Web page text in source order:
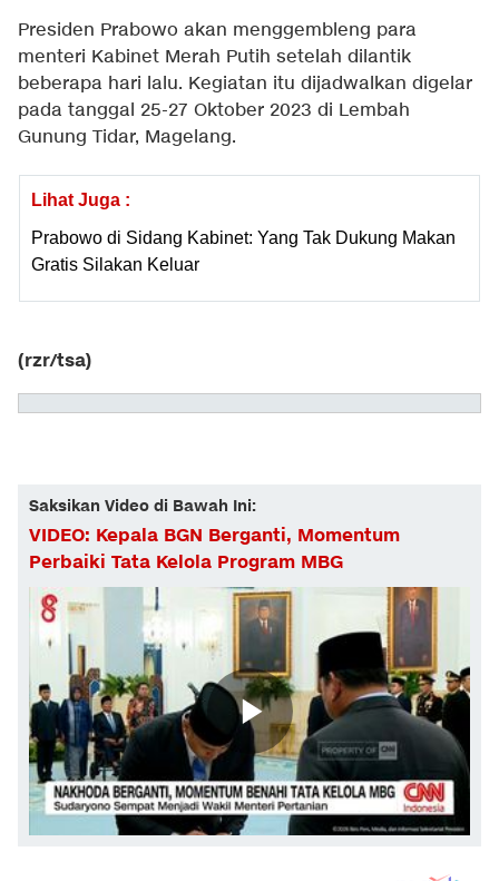
Presiden Prabowo akan menggembleng para
menteri Kabinet Merah Putih setelah dilantik
beberapa hari lalu. Kegiatan itu dijadwalkan digelar
pada tanggal 25-27 Oktober 2023 di Lembah
Gunung Tidar, Magelang.
Lihat Juga :
Prabowo di Sidang Kabinet: Yang Tak Dukung Makan
Gratis Silakan Keluar
(rzr/tsa)
Saksikan Video di Bawah Ini:
VIDEO: Kepala BGN Berganti, Momentum
Perbaiki Tata Kelola Program MBG